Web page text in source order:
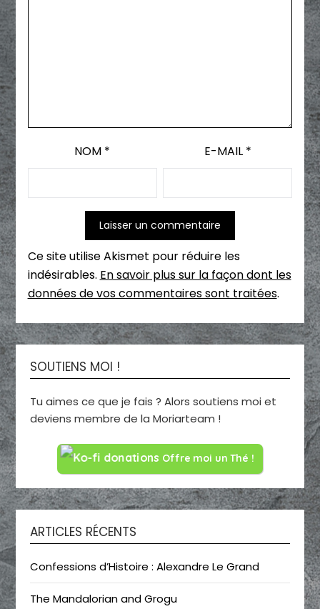
NOM * E-MAIL *
Ce site utilise Akismet pour réduire les
indésirables. En savoir plus sur la façon dont les
données de vos commentaires sont traitées.
SOUTIENS MOI !
Tu aimes ce que je fais ? Alors soutiens moi et
deviens membre de la Moriarteam !
Offre moi un Thé !
ARTICLES RÉCENTS
Confessions d’Histoire : Alexandre Le Grand
The Mandalorian and Grogu